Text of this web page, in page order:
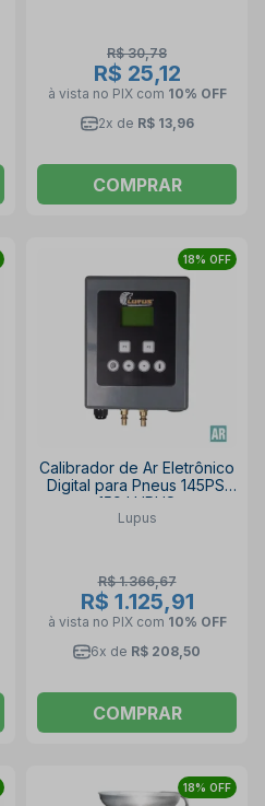
R$ 30,78
R$ 25,12
à vista no PIX com 10% OFF
2x de R$ 13,96
COMPRAR
18% OFF
Calibrador de Ar Eletrônico
Digital para Pneus 145PSI
159 LUPUS
Lupus
R$ 1.366,67
R$ 1.125,91
à vista no PIX com 10% OFF
6x de R$ 208,50
COMPRAR
18% OFF